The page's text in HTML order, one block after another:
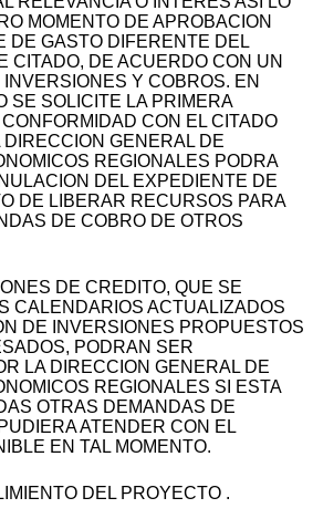
MOMENTO DE APROBACION
DE GASTO DIFERENTE DEL
CITADO, DE ACUERDO CON UN
Y COBROS. EN
SE SOLICITE LA PRIMERA
CON EL CITADO
GENERAL DE
REGIONALES PODRA
DEL EXPEDIENTE DE
DE LIBERAR RECURSOS PARA
DE COBRO DE OTROS
DE CREDITO, QUE SE
CALENDARIOS ACTUALIZADOS
DE INVERSIONES PROPUESTOS
PODRAN SER
LA DIRECCION GENERAL DE
REGIONALES SI ESTA
OTRAS DEMANDAS DE
ATENDER CON EL
EN TAL MOMENTO.
DEL PROYECTO .